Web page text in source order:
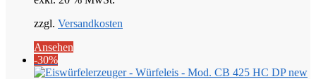
zzgl. Versandkosten
Ansehen
-30%